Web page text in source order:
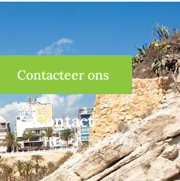
Contacteer ons
Contact